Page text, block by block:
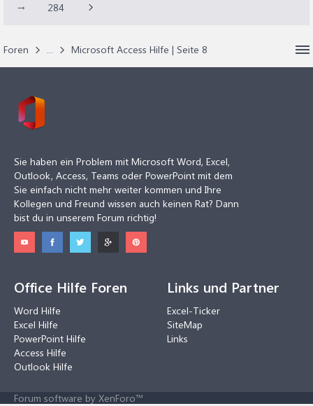
→ 284
Foren ... Microsoft Access Hilfe | Seite 8
Sie haben ein Problem mit Microsoft Word, Excel,
Outlook, Access, Teams oder PowerPoint mit dem
Sie einfach nicht mehr weiter kommen und Ihre
Kollegen und Freund wissen auch keinen Rat? Dann
bist du in unserem Forum richtig!
Office Hilfe Foren
Word Hilfe
Excel Hilfe
PowerPoint Hilfe
Access Hilfe
Outlook Hilfe
Links und Partner
Excel-Ticker
SiteMap
Links
Forum software by XenForo™